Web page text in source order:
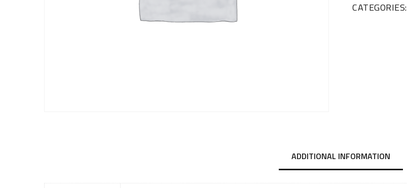
CATEGORIES:
ADDITIONAL INFORMATION